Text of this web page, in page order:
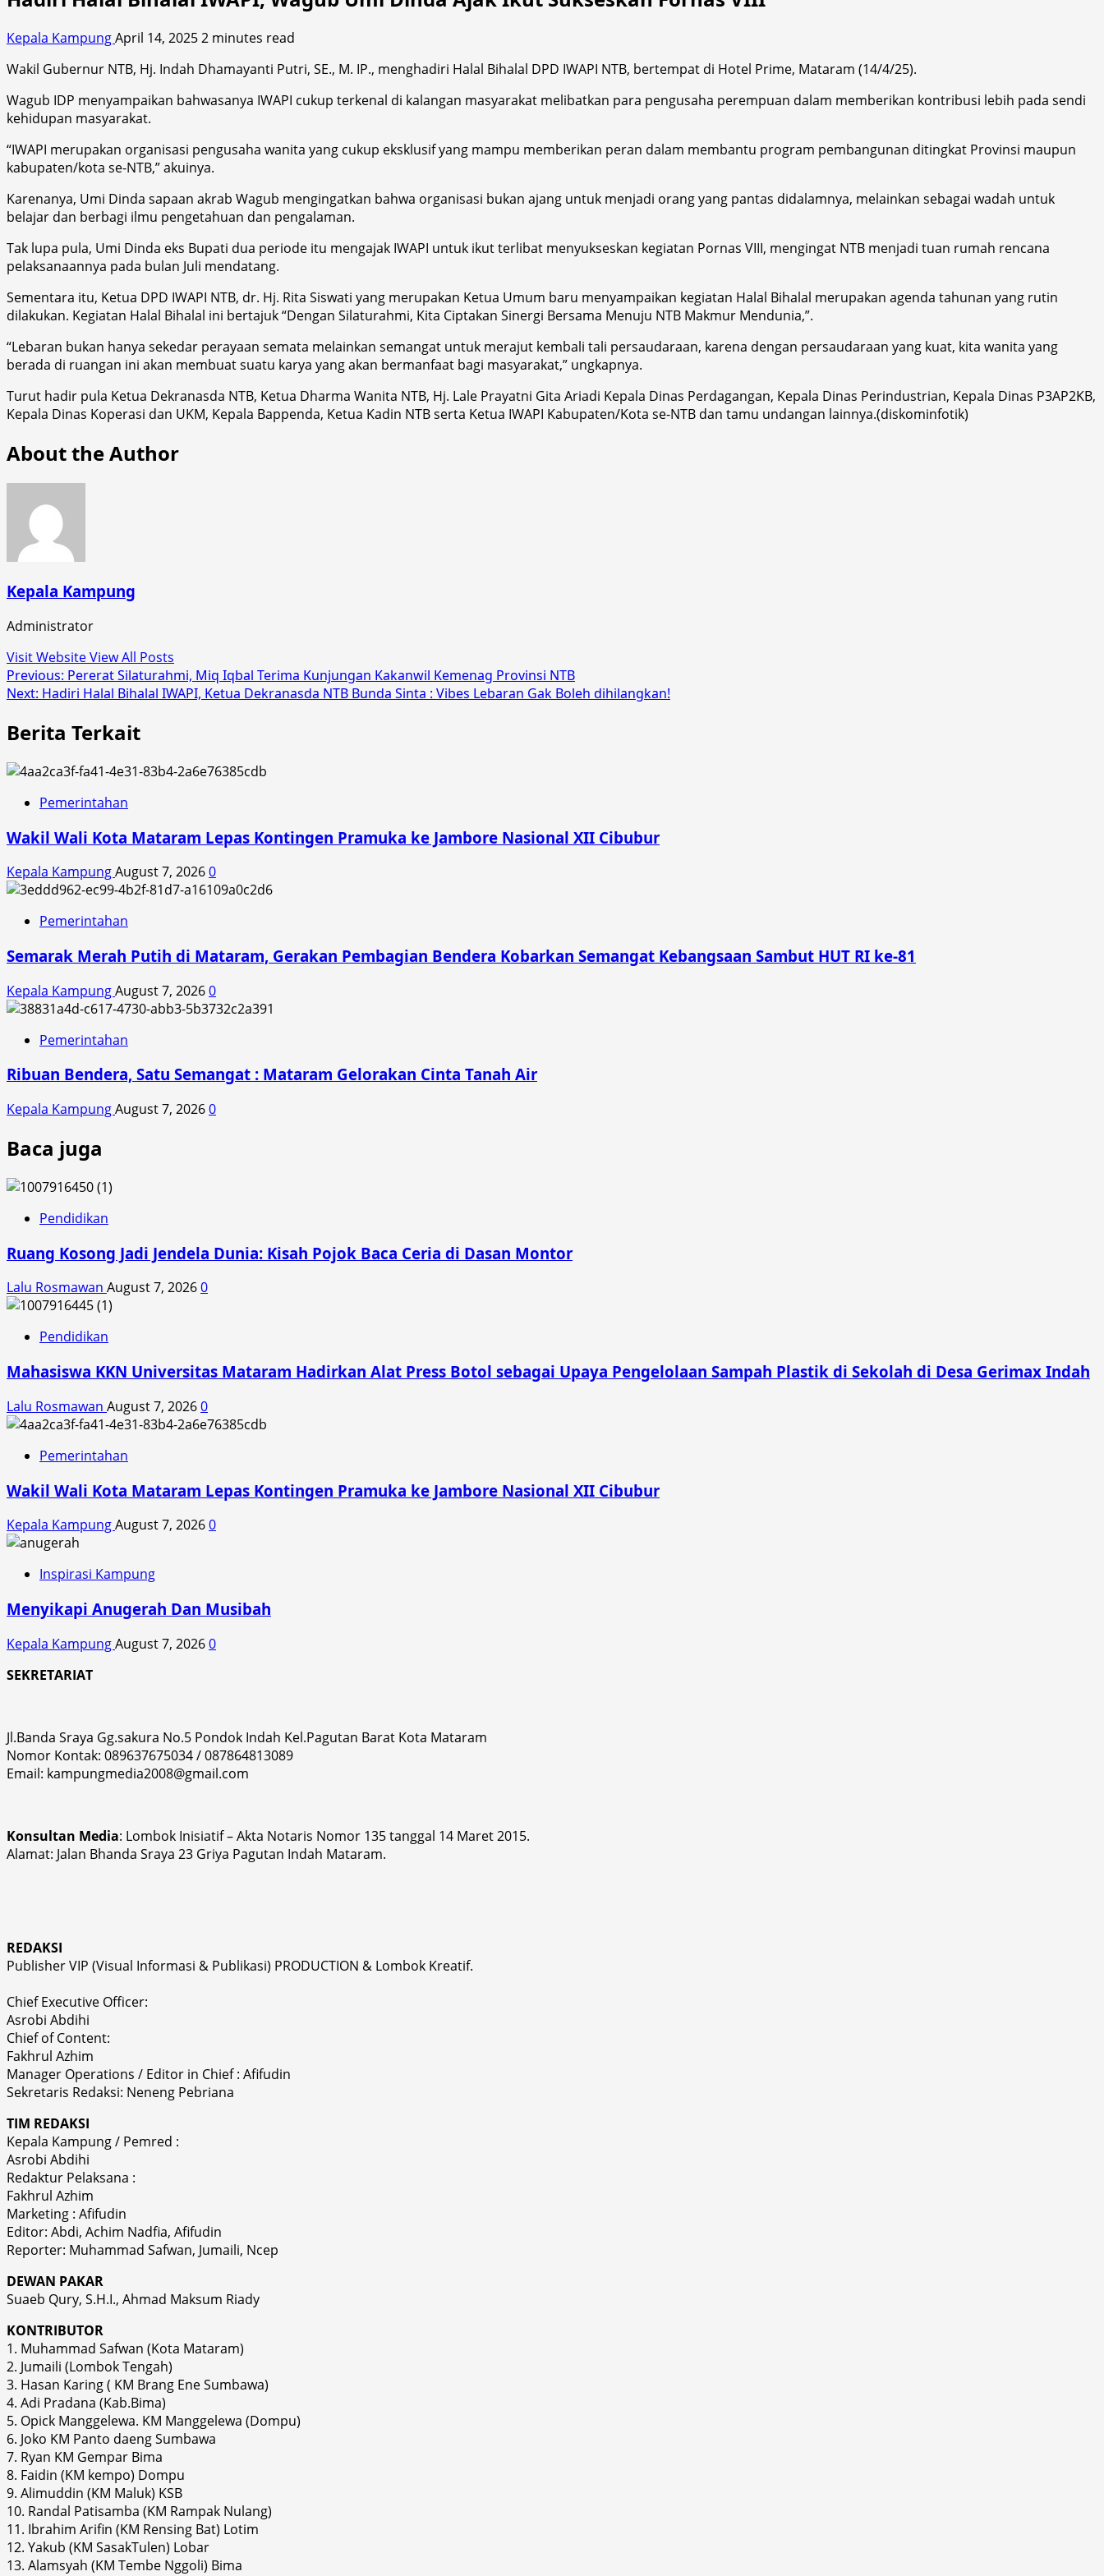
Kepala KampungApril 14, 20252 minutes read
Wakil Gubernur NTB, Hj. Indah Dhamayanti Putri, SE., M. IP., menghadiri Halal Bihalal DPD IWAPI NTB, bertempat di Hotel Prime, Mataram (14/4/25).
Wagub IDP menyampaikan bahwasanya IWAPI cukup terkenal di kalangan masyarakat melibatkan para pengusaha perempuan dalam memberikan kontribusi lebih pada sendi
kehidupan masyarakat.
“IWAPI merupakan organisasi pengusaha wanita yang cukup eksklusif yang mampu memberikan peran dalam membantu program pembangunan ditingkat Provinsi maupun
kabupaten/kota se-NTB,” akuinya.
Karenanya, Umi Dinda sapaan akrab Wagub mengingatkan bahwa organisasi bukan ajang untuk menjadi orang yang pantas didalamnya, melainkan sebagai wadah untuk
belajar dan berbagi ilmu pengetahuan dan pengalaman.
Tak lupa pula, Umi Dinda eks Bupati dua periode itu mengajak IWAPI untuk ikut terlibat menyukseskan kegiatan Pornas VIII, mengingat NTB menjadi tuan rumah rencana
pelaksanaannya pada bulan Juli mendatang.
Sementara itu, Ketua DPD IWAPI NTB, dr. Hj. Rita Siswati yang merupakan Ketua Umum baru menyampaikan kegiatan Halal Bihalal merupakan agenda tahunan yang rutin
dilakukan. Kegiatan Halal Bihalal ini bertajuk “Dengan Silaturahmi, Kita Ciptakan Sinergi Bersama Menuju NTB Makmur Mendunia,”.
“Lebaran bukan hanya sekedar perayaan semata melainkan semangat untuk merajut kembali tali persaudaraan, karena dengan persaudaraan yang kuat, kita wanita yang
berada di ruangan ini akan membuat suatu karya yang akan bermanfaat bagi masyarakat,” ungkapnya.
Turut hadir pula Ketua Dekranasda NTB, Ketua Dharma Wanita NTB, Hj. Lale Prayatni Gita Ariadi Kepala Dinas Perdagangan, Kepala Dinas Perindustrian, Kepala Dinas P3AP2KB,
Kepala Dinas Koperasi dan UKM, Kepala Bappenda, Ketua Kadin NTB serta Ketua IWAPI Kabupaten/Kota se-NTB dan tamu undangan lainnya.(diskominfotik)
About the Author
Kepala Kampung
Administrator
Visit WebsiteView All Posts
Post
navigation
Previous: Pererat Silaturahmi, Miq Iqbal Terima Kunjungan Kakanwil Kemenag Provinsi NTB
Next: Hadiri Halal Bihalal IWAPI, Ketua Dekranasda NTB Bunda Sinta : Vibes Lebaran Gak Boleh dihilangkan!
Berita Terkait
Pemerintahan
Wakil Wali Kota Mataram Lepas Kontingen Pramuka ke Jambore Nasional XII Cibubur
Kepala KampungAugust 7, 20260
Pemerintahan
Semarak Merah Putih di Mataram, Gerakan Pembagian Bendera Kobarkan Semangat Kebangsaan Sambut HUT RI ke-81
Kepala KampungAugust 7, 20260
Pemerintahan
Ribuan Bendera, Satu Semangat : Mataram Gelorakan Cinta Tanah Air
Kepala KampungAugust 7, 20260
Baca juga
Pendidikan
Ruang Kosong Jadi Jendela Dunia: Kisah Pojok Baca Ceria di Dasan Montor
Lalu Rosmawan August 7, 20260
Pendidikan
Mahasiswa KKN Universitas Mataram Hadirkan Alat Press Botol sebagai Upaya Pengelolaan Sampah Plastik di Sekolah di Desa Gerimax Indah
Lalu Rosmawan August 7, 20260
Pemerintahan
Wakil Wali Kota Mataram Lepas Kontingen Pramuka ke Jambore Nasional XII Cibubur
Kepala KampungAugust 7, 20260
Inspirasi Kampung
Menyikapi Anugerah Dan Musibah
Kepala KampungAugust 7, 20260
SEKRETARIAT
Jl.Banda Sraya Gg.sakura No.5 Pondok Indah Kel.Pagutan Barat Kota Mataram
Nomor Kontak: 089637675034 / 087864813089
Email: kampungmedia2008@gmail.com
Konsultan Media: Lombok Inisiatif – Akta Notaris Nomor 135 tanggal 14 Maret 2015.
Alamat: Jalan Bhanda Sraya 23 Griya Pagutan Indah Mataram.
REDAKSI
Publisher VIP (Visual Informasi & Publikasi) PRODUCTION & Lombok Kreatif.
Chief Executive Officer:
Asrobi Abdihi
Chief of Content:
Fakhrul Azhim
Manager Operations / Editor in Chief : Afifudin
Sekretaris Redaksi: Neneng Pebriana
TIM REDAKSI
Kepala Kampung / Pemred :
Asrobi Abdihi
Redaktur Pelaksana :
Fakhrul Azhim
Marketing : Afifudin
Editor: Abdi, Achim Nadfia, Afifudin
Reporter: Muhammad Safwan, Jumaili, Ncep
DEWAN PAKAR
Suaeb Qury, S.H.I., Ahmad Maksum Riady
KONTRIBUTOR
1. Muhammad Safwan (Kota Mataram)
2. Jumaili (Lombok Tengah)
3. Hasan Karing ( KM Brang Ene Sumbawa)
4. Adi Pradana (Kab.Bima)
5. Opick Manggelewa. KM Manggelewa (Dompu)
6. Joko KM Panto daeng Sumbawa
7. Ryan KM Gempar Bima
8. Faidin (KM kempo) Dompu
9. Alimuddin (KM Maluk) KSB
10. Randal Patisamba (KM Rampak Nulang)
11. Ibrahim Arifin (KM Rensing Bat) Lotim
12. Yakub (KM SasakTulen) Lobar
13. Alamsyah (KM Tembe Nggoli) Bima